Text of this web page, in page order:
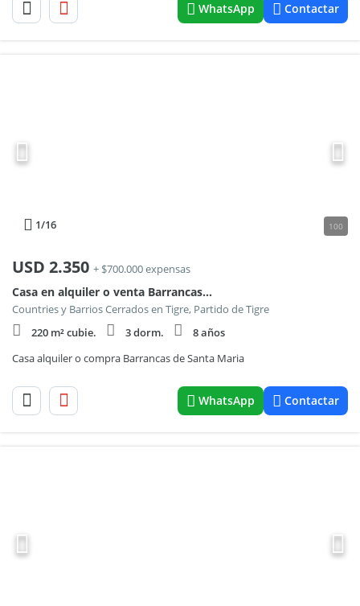
WhatsApp Contactar
1/16 100
USD 2.350 + $700.000 expensas
Casa en alquiler o venta Barrancas de Santa María
Countries y Barrios Cerrados en Tigre, Partido de Tigre
220 m² cubie.
3 dorm.
8 años
Casa alquiler o compra Barrancas de Santa Maria
WhatsApp Contactar